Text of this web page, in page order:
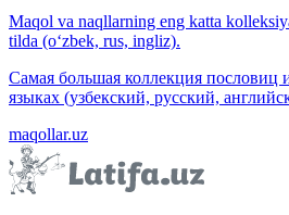
Maqol va naqllarning eng katta
tilda (o‘zbek, rus, ingliz).
Самая большая коллекция пословиц
языках (узбекский, русский,
maqollar.uz